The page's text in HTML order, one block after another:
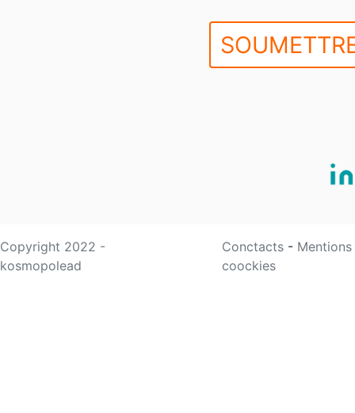
Copyright 2022 -
kosmopolead
Conctacts -
coockies